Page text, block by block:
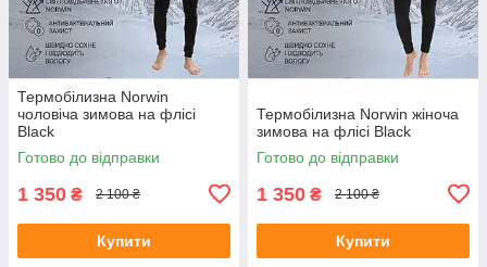
Термобілизна Norwin
чоловіча зимова на флісі
Black
Готово до відправки
1 350 ₴ 2 100 ₴
Купити
Термобілизна Norwin жіноча
зимова на флісі Black
Готово до відправки
1 350 ₴ 2 100 ₴
Купити